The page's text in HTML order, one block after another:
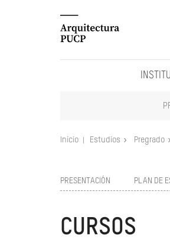
Inicio Estudios Pregrado
PRESENTACIÓN PLAN DE
CURSOS